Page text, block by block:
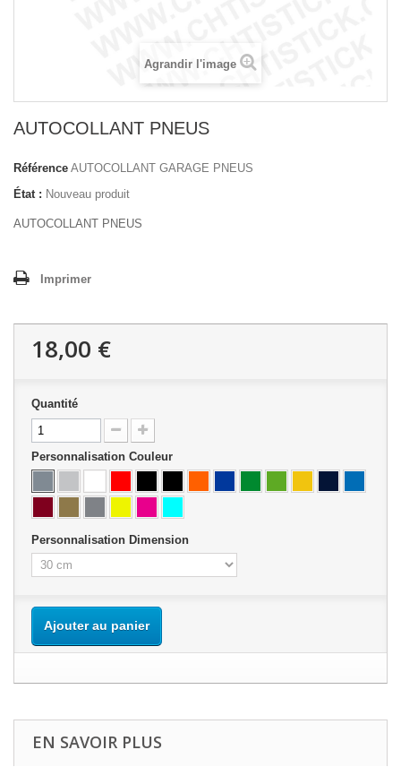
Agrandir l'image
AUTOCOLLANT PNEUS
Référence AUTOCOLLANT GARAGE PNEUS
État : Nouveau produit
AUTOCOLLANT PNEUS
Imprimer
18,00 €
Quantité
Personnalisation Couleur
Personnalisation Dimension
Ajouter au panier
EN SAVOIR PLUS